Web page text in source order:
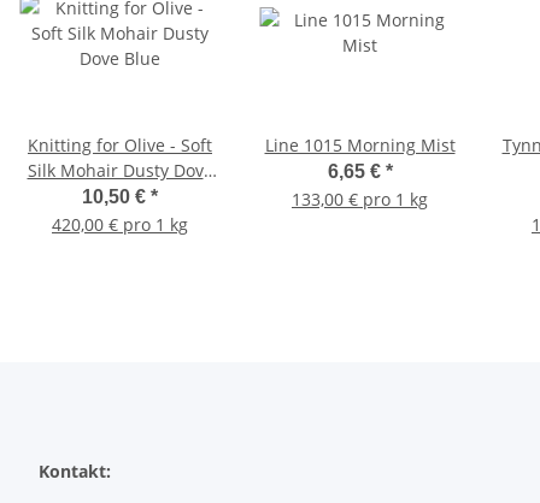
Knitting for Olive - Soft
Silk Mohair Dusty Dove
Blue
10,50 € *
420,00 € pro 1 kg
Line 1015 Morning Mist
6,65 € *
133,00 € pro 1 kg
Kontakt: